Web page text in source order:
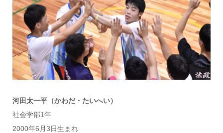
河田太一平（かわだ・たいへい）
社会学部1年
2000年6月3日生まれ